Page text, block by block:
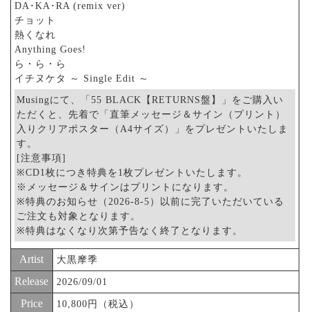
DA･KA･RA (remix ver)
チョット
熱くなれ
Anything Goes!
ら・ら・ら
イチヌケタ ～ Single Edit ～
Musingにて、「55 BLACK【RETURNS盤】」をご購入い
ただくと、先着で「直筆メッセージ＆サイン（プリント）
入りクリアポスター（A4サイズ）」をプレゼントいたしま
す。
[注意事項]
※CD1枚につき特典を1枚プレゼントいたします。
※メッセージ＆サインはプリントになります。
※特典のお知らせ（2026-8-5）以前に完了いただいている
ご注文も対象となります。
※特典はなくなり次第予告なく終了となります。
Artist 大黒摩季
Release 2026/09/01
Price 10,800円（税込）